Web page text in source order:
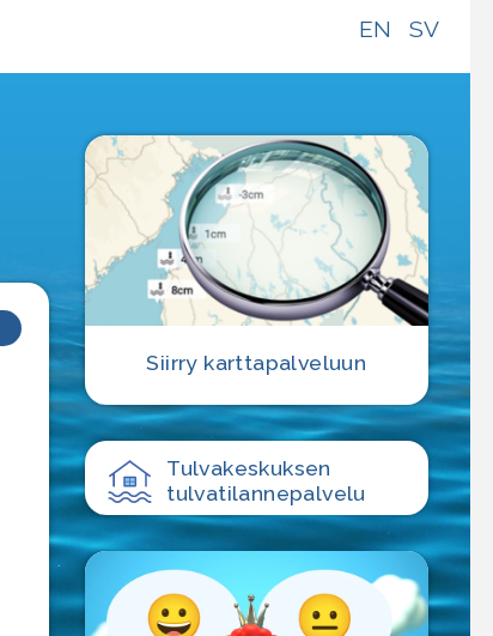
SV
EN
Siirry karttapalveluun
Tulvakeskuksen
tulvatilanne­palvelu